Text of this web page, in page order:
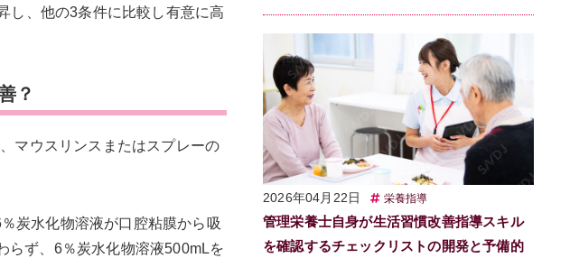
し、他の3条件に比較し有意に高
？
マウスリンスまたはスプレーの
炭水化物溶液が口腔粘膜から吸
らず、6％炭水化物溶液500mLを
2026年04月22日 栄養指導
管理栄養士自身が生活習慣改善指導スキル
を確認するチェックリストの開発と予備的